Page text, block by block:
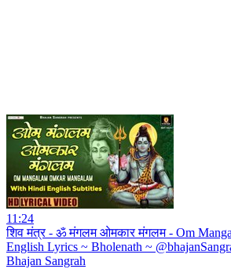
11:24
शिव मंत्र - ॐ मंगलम ओमकार मंगलम - Om
English Lyrics ~ Bholenath ~
Bhajan Sangrah